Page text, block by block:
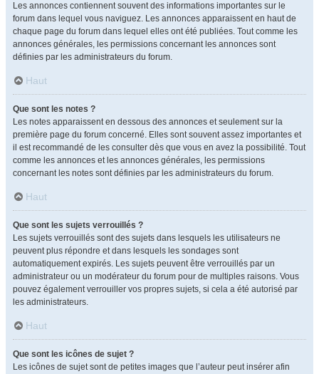
Les annonces contiennent souvent des informations importantes sur le
forum dans lequel vous naviguez. Les annonces apparaissent en haut de
chaque page du forum dans lequel elles ont été publiées. Tout comme les
annonces générales, les permissions concernant les annonces sont
définies par les administrateurs du forum.
Haut
Que sont les notes ?
Les notes apparaissent en dessous des annonces et seulement sur la
première page du forum concerné. Elles sont souvent assez importantes et
il est recommandé de les consulter dès que vous en avez la possibilité. Tout
comme les annonces et les annonces générales, les permissions
concernant les notes sont définies par les administrateurs du forum.
Haut
Que sont les sujets verrouillés ?
Les sujets verrouillés sont des sujets dans lesquels les utilisateurs ne
peuvent plus répondre et dans lesquels les sondages sont
automatiquement expirés. Les sujets peuvent être verrouillés par un
administrateur ou un modérateur du forum pour de multiples raisons. Vous
pouvez également verrouiller vos propres sujets, si cela a été autorisé par
les administrateurs.
Haut
Que sont les icônes de sujet ?
Les icônes de sujet sont de petites images que l’auteur peut insérer afin